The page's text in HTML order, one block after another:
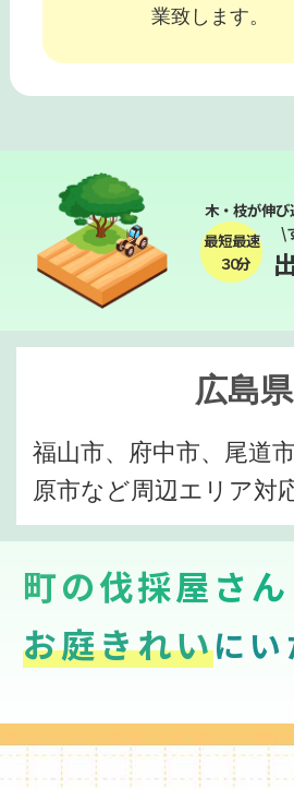
業致します。
木・枝が伸
最短最速
３０分
\
広島県
福山市、府中市、尾道
原市など周辺エリア対
町の伐採屋さ
お庭きれいにい